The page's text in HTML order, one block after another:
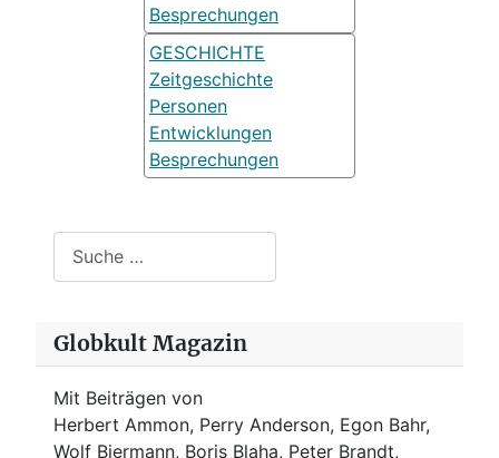
Besprechungen
GESCHICHTE
Zeitgeschichte
Personen
Entwicklungen
Besprechungen
Globkult Magazin
Mit Beiträgen von
Herbert Ammon, Perry Anderson, Egon Bahr,
Wolf Biermann, Boris Blaha, Peter Brandt,